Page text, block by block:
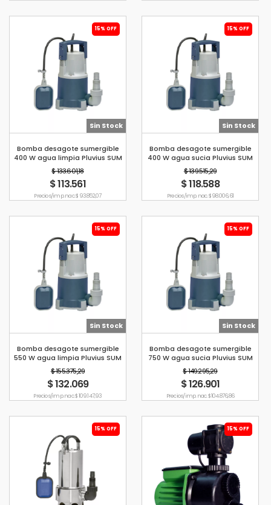
15% OFF
Sin Stock
Bomba desagote sumergible
400 W agua limpia Pluvius SUM
L400
$ 133.601,18
$ 113.561
Precio s/imp. nac. $ 93.852,07
15% OFF
Sin Stock
Bomba desagote sumergible
400 W agua sucia Pluvius SUM
S400
$ 139.515,29
$ 118.588
Precio s/imp. nac. $ 98.006,61
15% OFF
Sin Stock
Bomba desagote sumergible
550 W agua limpia Pluvius SUM
L550
$ 155.375,29
$ 132.069
Precio s/imp. nac. $ 109.147,93
15% OFF
Sin Stock
Bomba desagote sumergible
750 W agua sucia Pluvius SUM
S750
$ 149.295,29
$ 126.901
Precio s/imp. nac. $ 104.876,86
15% OFF 15% OFF